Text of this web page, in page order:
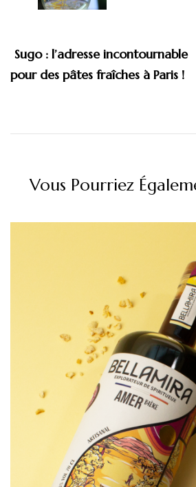
Sugo : l’adresse incontournable
pour des pâtes fraîches à Paris !
Vous Pourriez